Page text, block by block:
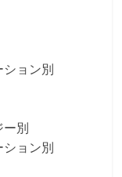
ション別
ー別
ション別